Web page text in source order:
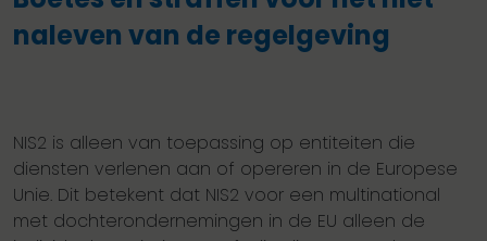
naleven van de regelgeving
NIS2 is alleen van toepassing op entiteiten die
diensten verlenen aan of opereren in de Europese
Unie. Dit betekent dat NIS2 voor een multinational
met dochterondernemingen in de EU alleen de